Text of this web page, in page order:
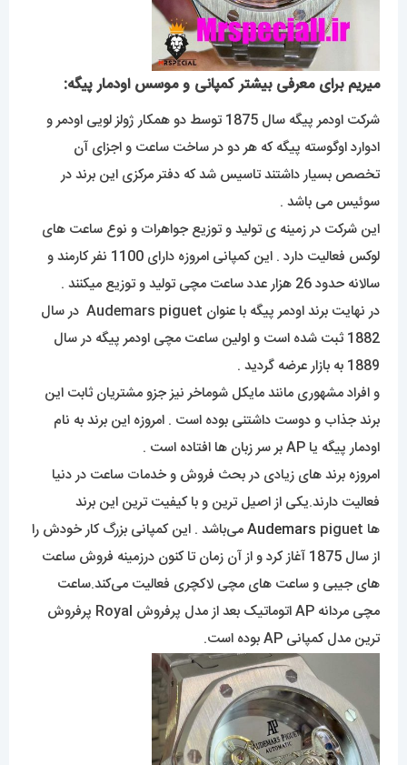
میریم برای معرفی بیشتر کمپانی و موسس اودمار پیگه:
شرکت اودمر پیگه سال 1875 توسط دو همکار ژولز لویی اودمر و
ادوارد اوگوسته پیگه که هر دو در ساخت ساعت و اجزای آن
تخصص بسیار داشتند تاسیس شد که دفتر مرکزی این برند در
سوئیس می باشد .
این شرکت در زمینه ی تولید و توزیع جواهرات و نوع ساعت های
لوکس فعالیت دارد . این کمپانی امروزه دارای 1100 نفر کارمند و
سالانه حدود 26 هزار عدد ساعت مچی تولید و توزیع میکنند .
در نهایت برند اودمر پیگه با عنوان Audemars piguet در سال
1882 ثبت شده است و اولین ساعت مچی اودمر پیگه در سال
1889 به بازار عرضه گردید .
و افراد مشهوری مانند مایکل شوماخر نیز جزو مشتریان ثابت این
برند جذاب و دوست داشتنی بوده است . امروزه این برند به نام
اودمار پیگه یا AP بر سر زبان ها افتاده است .
امروزه برند های زیادی در بحث فروش و خدمات ساعت در دنیا
فعالیت دارند.یکی از اصیل ترین و با کیفیت ترین این برند
ها
Audemarspiguet می‌باشد . این کمپانی بزرگ کار خودش را
از سال 1875 آغاز کرد و از آن زمان تا کنون درزمینه فروش ساعت
های جیبی و ساعت های مچی لاکچری فعالیت می‌کند.ساعت
مچی مردانه AP اتوماتیک بعد از مدل پرفروش Royal پرفروش
ترین مدل کمپانی AP بوده است.